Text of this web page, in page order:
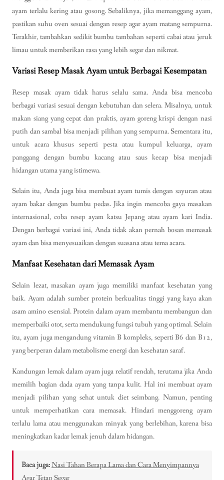
ayam terlalu kering atau gosong. Sebaliknya, jika memanggang ayam,
pastikan suhu oven sesuai dengan resep agar ayam matang sempurna.
Terakhir, tambahkan sedikit bumbu tambahan seperti cabai atau jeruk
limau untuk memberikan rasa yang lebih segar dan nikmat.
Variasi Resep Masak Ayam untuk Berbagai Kesempatan
Resep masak ayam tidak harus selalu sama. Anda bisa mencoba
berbagai variasi sesuai dengan kebutuhan dan selera. Misalnya, untuk
makan siang yang cepat dan praktis, ayam goreng krispi dengan nasi
putih dan sambal bisa menjadi pilihan yang sempurna. Sementara itu,
untuk acara khusus seperti pesta atau kumpul keluarga, ayam
panggang dengan bumbu kacang atau saus kecap bisa menjadi
hidangan utama yang istimewa.
Selain itu, Anda juga bisa membuat ayam tumis dengan sayuran atau
ayam bakar dengan bumbu pedas. Jika ingin mencoba gaya masakan
internasional, coba resep ayam katsu Jepang atau ayam kari India.
Dengan berbagai variasi ini, Anda tidak akan pernah bosan memasak
ayam dan bisa menyesuaikan dengan suasana atau tema acara.
Manfaat Kesehatan dari Memasak Ayam
Selain lezat, masakan ayam juga memiliki manfaat kesehatan yang
baik. Ayam adalah sumber protein berkualitas tinggi yang kaya akan
asam amino esensial. Protein dalam ayam membantu membangun dan
memperbaiki otot, serta mendukung fungsi tubuh yang optimal. Selain
itu, ayam juga mengandung vitamin B kompleks, seperti B6 dan B12,
yang berperan dalam metabolisme energi dan kesehatan saraf.
Kandungan lemak dalam ayam juga relatif rendah, terutama jika Anda
memilih bagian dada ayam yang tanpa kulit. Hal ini membuat ayam
menjadi pilihan yang sehat untuk diet seimbang. Namun, penting
untuk memperhatikan cara memasak. Hindari menggoreng ayam
terlalu lama atau menggunakan minyak yang berlebihan, karena bisa
meningkatkan kadar lemak jenuh dalam hidangan.
Baca juga:Nasi Tahan Berapa Lama dan Cara Menyimpannya
Agar Tetap Segar